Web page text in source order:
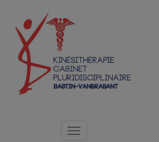
content
Toggle navigation